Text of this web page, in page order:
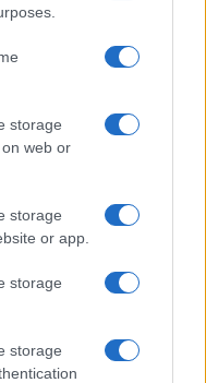
storage
web or
storage
or app.
storage
storage
dat zonder
voor
woonruimte.
voor het
woningmarkt.<\/p>
woningen en